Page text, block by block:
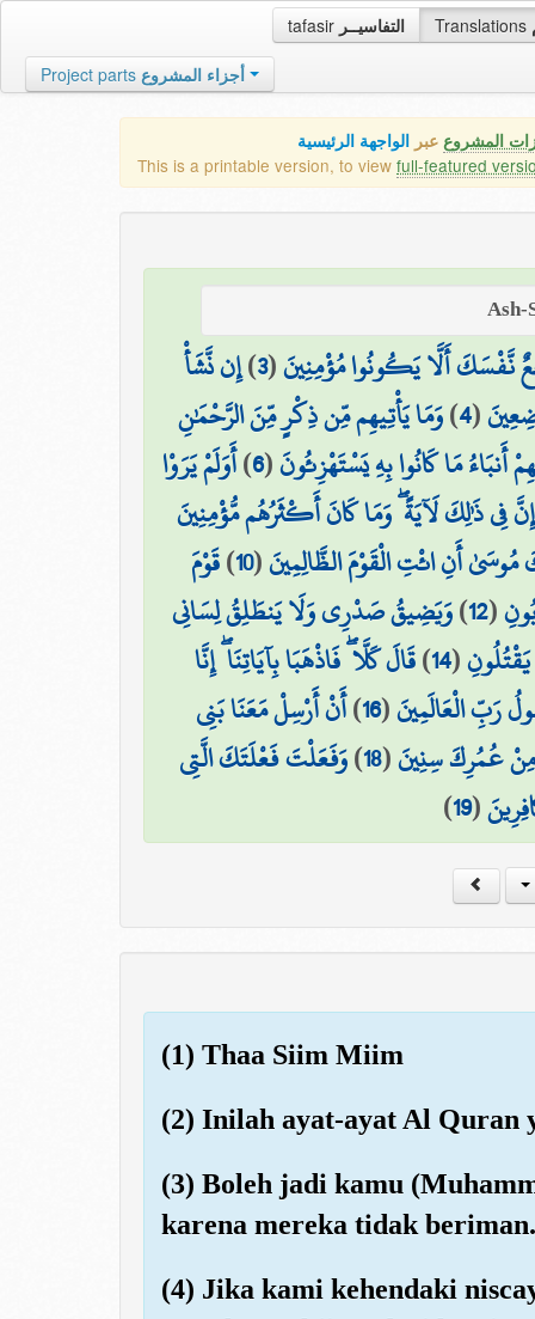
tafasir التفاسيــر Translations
Project parts أجزاء المشروع
المشروع عبر الواجهة الرئيسية
This is a printable version, to view full-featured
نَّفْسَكَ أَلَّا يَكُونُوا مُؤْمِنِينَ(
3
)إِن نَّشَأْ
(
4
)وَمَا يَأْتِيهِم مِّن ذِكْرٍ مِّنَ الرَّحْمَٰنِ
أَنبَاءُ مَا كَانُوا بِهِ يَسْتَهْزِئُونَ(
6
)أَوَلَمْ يَرَوْا
إِنَّ فِي ذَٰلِكَ لَآيَةً ۖ وَمَا كَانَ أَكْثَرُهُم مُّؤْمِنِينَ
أَنِ ائْتِ الْقَوْمَ الظَّالِمِينَ(
10
)قَوْمَ
(
12
)وَيَضِيقُ صَدْرِي وَلَا يَنطَلِقُ لِسَانِي
(
14
)قَالَ كَلَّا ۖ فَاذْهَبَا بِآيَاتِنَا ۖ إِنَّا
رَبِّ الْعَالَمِينَ(
16
)أَنْ أَرْسِلْ مَعَنَا بَنِي
مِنْ عُمُرِكَ سِنِينَ(
18
)وَفَعَلْتَ فَعْلَتَكَ الَّتِي
(
19
)
(1) Thaa Siim Miim
(2) Inilah ayat-ayat Al Quran
(3) Boleh jadi kamu
karena mereka tidak beriman.
(4) Jika kami kehendaki